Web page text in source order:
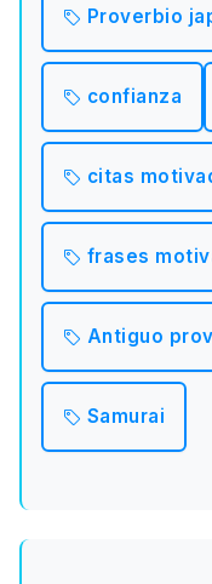
Proverbio
confianza
citas
frases
Antiguo
Samurai